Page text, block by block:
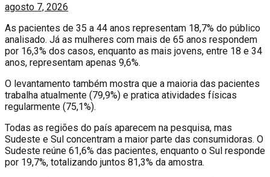
agosto 7, 2026
As pacientes de 35 a 44 anos representam 18,7% do público
analisado. Já as mulheres com mais de 65 anos respondem
por 16,3% dos casos, enquanto as mais jovens, entre 18 e 34
anos, representam apenas 9,6%.
O levantamento também mostra que a maioria das pacientes
trabalha atualmente (79,9%) e pratica atividades físicas
regularmente (75,1%).
Todas as regiões do país aparecem na pesquisa, mas
Sudeste e Sul concentram a maior parte das consumidoras. O
Sudeste reúne 61,6% das pacientes, enquanto o Sul responde
por 19,7%, totalizando juntos 81,3% da amostra.